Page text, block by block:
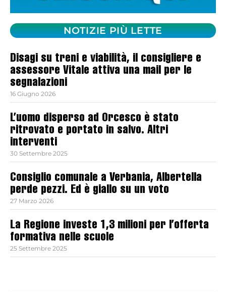
NOTIZIE PIÙ LETTE
Disagi su treni e viabilità, il consigliere e
assessore Vitale attiva una mail per le
segnalazioni
16 Giugno 2026
L’uomo disperso ad Orcesco è stato
ritrovato e portato in salvo. Altri
interventi
30 Settembre 2025
Consiglio comunale a Verbania, Albertella
perde pezzi. Ed è giallo su un voto
27 Marzo 2026
La Regione investe 1,3 milioni per l’offerta
formativa nelle scuole
25 Settembre 2025